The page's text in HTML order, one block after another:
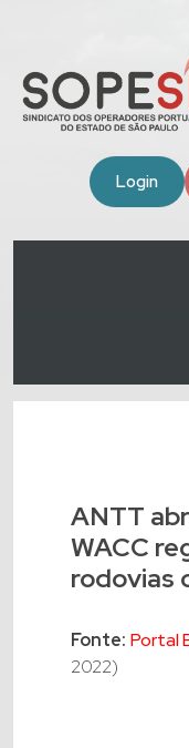
Login
ANTT
WACC
rodovias
Fonte: Portal
2022)